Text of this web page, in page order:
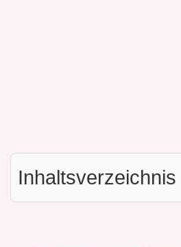
Inhaltsverzeichnis